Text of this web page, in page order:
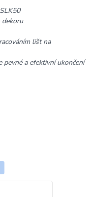
lišt na
pevné a efektivní ukončení